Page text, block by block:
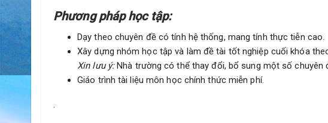
Phương pháp học tập:
Dạy theo chuyên đề có tính hệ thống, mang tính thực tiễn cao.
Xây dựng nhóm học tập và làm đề tài tốt nghiệp cuối khóa
Xin lưu ý:Nhà trường có thể thay đổi, bổ sung một số chuyên
Giáo trình tài liệu môn học chính thức miễn phí.
.